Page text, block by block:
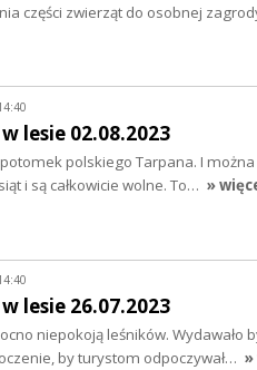
części zwierząt do osobnej
w lesie 02.08.2023
polskiego Tarpana. I
i są całkowicie wolne. To… »
w lesie 26.07.2023
niepokoją leśników. Wydawało
by turystom odpoczywał… »